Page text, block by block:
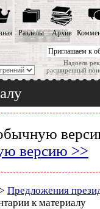
Приглашаем к
Надоела
расширенный
Разделы Архив
версию >>
Предложения
к материалу